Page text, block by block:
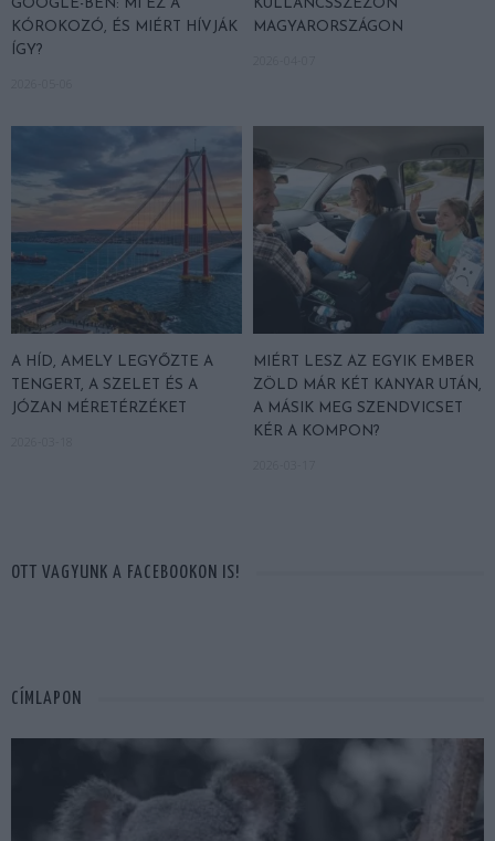
GOOGLE-BEN: MI EZ A
KÓROKOZÓ, ÉS MIÉRT HÍVJÁK
ÍGY?
KULLANCSSZEZON
MAGYARORSZÁGON
A HÍD, AMELY LEGYŐZTE A
TENGERT, A SZELET ÉS A
JÓZAN MÉRETÉRZÉKET
MIÉRT LESZ AZ EGYIK EMBER
ZÖLD MÁR KÉT KANYAR UTÁN,
A MÁSIK MEG SZENDVICSET
KÉR A KOMPON?
OTT VAGYUNK A FACEBOOKON IS!
CÍMLAPON